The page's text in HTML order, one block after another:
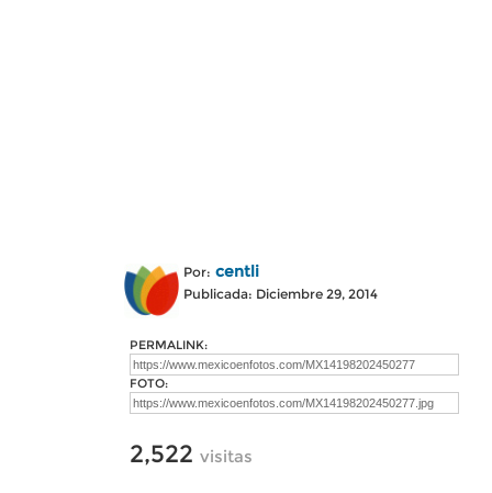
Por: centli
Publicada: Diciembre 29, 2014
PERMALINK:
FOTO:
2,522 visitas